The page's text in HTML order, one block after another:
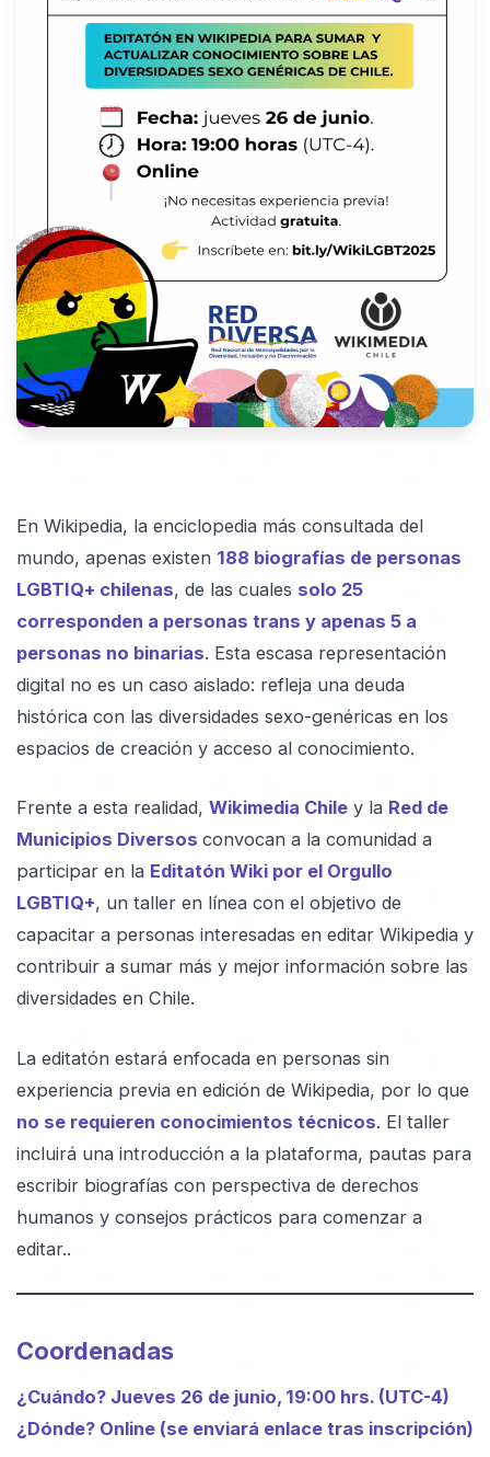
En Wikipedia, la enciclopedia más consultada del
mundo, apenas existen 188 biografías de personas
LGBTIQ+ chilenas, de las cuales solo 25
corresponden a personas trans y apenas 5 a
personas no binarias. Esta escasa representación
digital no es un caso aislado: refleja una deuda
histórica con las diversidades sexo-genéricas en los
espacios de creación y acceso al conocimiento.
Frente a esta realidad, Wikimedia Chiley la Red de
Municipios Diversos convocan a la comunidad a
participar en la Editatón Wiki por el Orgullo
LGBTIQ+, un taller en línea con el objetivo de
capacitar a personas interesadas en editar Wikipedia y
contribuir a sumar más y mejor información sobre las
diversidades en Chile.
La editatón estará enfocada en personas sin
experiencia previa en edición de Wikipedia, por lo que
no se requieren conocimientos técnicos. El taller
incluirá una introducción a la plataforma, pautas para
escribir biografías con perspectiva de derechos
humanos y consejos prácticos para comenzar a
editar..
Coordenadas
¿Cuándo? Jueves 26 de junio, 19:00 hrs. (UTC-4)
¿Dónde? Online (se enviará enlace tras inscripción)